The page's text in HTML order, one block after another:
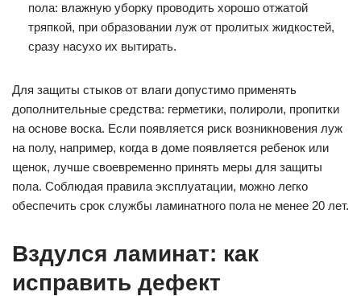
пола: влажную уборку проводить хорошо отжатой
тряпкой, при образовании луж от пролитых жидкостей,
сразу насухо их вытирать.
Для защиты стыков от влаги допустимо применять
дополнительные средства: герметики, полироли, пропитки
на основе воска. Если появляется риск возникновения луж
на полу, например, когда в доме появляется ребенок или
щенок, лучше своевременно принять меры для защиты
пола. Соблюдая правила эксплуатации, можно легко
обеспечить срок службы ламинатного пола не менее 20 лет.
Вздулся ламинат: как
исправить дефект